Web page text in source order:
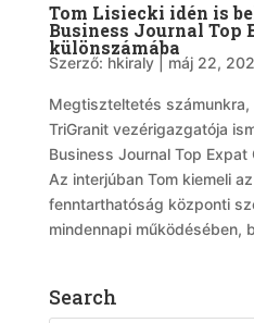
Tom Lisiecki idén is
Business Journal Top
különszámába
Szerző: hkiraly| máj 22,
Megtiszteltetés számunkra,
TriGranit vezérigazgatója
Business Journal Top
Az interjúban Tom kiemeli az
fenntarthatóság központi
mindennapi működésében,
Search